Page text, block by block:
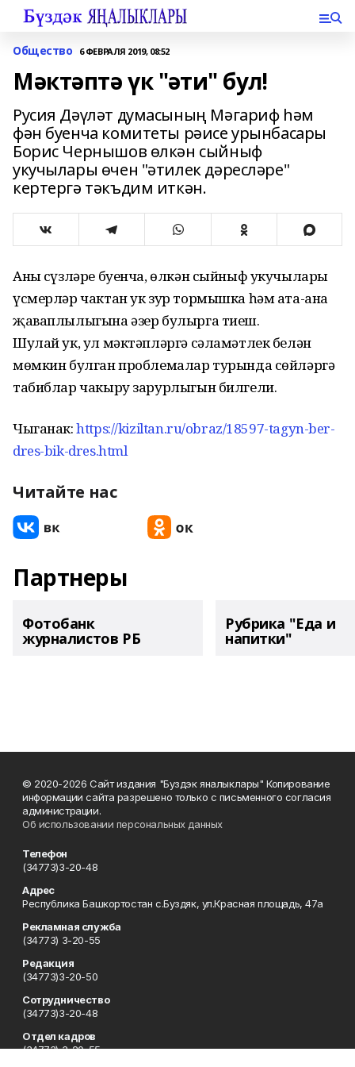
Общество 6 ФЕВРАЛЯ 2019, 08:52
Мәктәптә үк "әти" бул!
Русия Дәүләт думасының Мәгариф һәм
фән буенча комитеты рәисе урынбасары
Борис Чернышов өлкән сыйныф
укучылары өчен "әтилек дәресләре"
кертергә тәкъдим иткән.
Аның сүзләре буенча, өлкән сыйныф укучылары
үсмерләр чактан ук зур тормышка һәм ата-ана
җаваплылыгына әзер булырга тиеш.
Шулай ук, ул мәктәпләргә сәламәтлек белән
мөмкин булган проблемалар турында сөйләргә
табиблар чакыру зарурлыгын билгели.
Чыганак:https://kiziltan.ru/obraz/18597-tagyn-ber-
dres-bik-dres.html
Читайте нас
Партнеры
Фотобанк
журналистов РБ
Рубрика "Еда и
напитки"
© 2020-2026 Сайт издания "Буздэк яналыклары" Копирование
информации сайта разрешено только с письменного согласия
администрации.
Об использовании персональных данных
Телефон
(34773)3-20-48
Адрес
Республика Башкортостан с.Буздяк, ул.Красная площадь, 47а
Рекламная служба
(34773) 3-20-55
Редакция
(34773)3-20-50
Сотрудничество
(34773)3-20-48
Отдел кадров
(34773) 3-20-55